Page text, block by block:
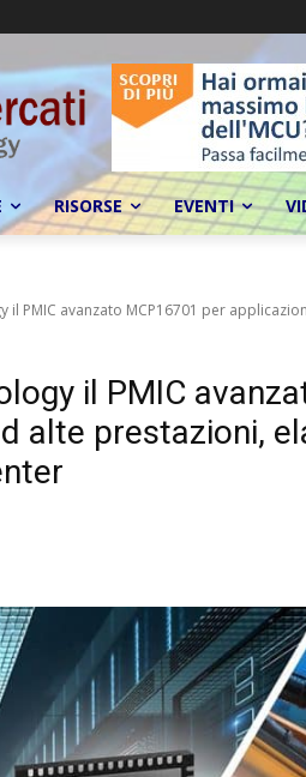
RISORSE EVENTI
il PMIC avanzato MCP16701 per
il PMIC
alte prestazioni,